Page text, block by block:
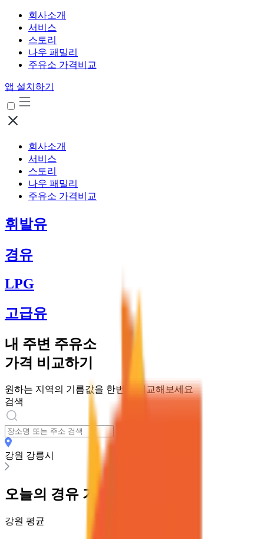
회사소개
서비스
스토리
나우 패밀리
주유소 가격비교
앱 설치하기
회사소개
서비스
스토리
나우 패밀리
주유소 가격비교
휘발유
경유
LPG
고급유
내 주변 주유소
가격 비교하기
원하는 지역의 기름값을 한번에 비교해보세요
검색
강원 강릉시
오늘의 경유 가격
강원 평균